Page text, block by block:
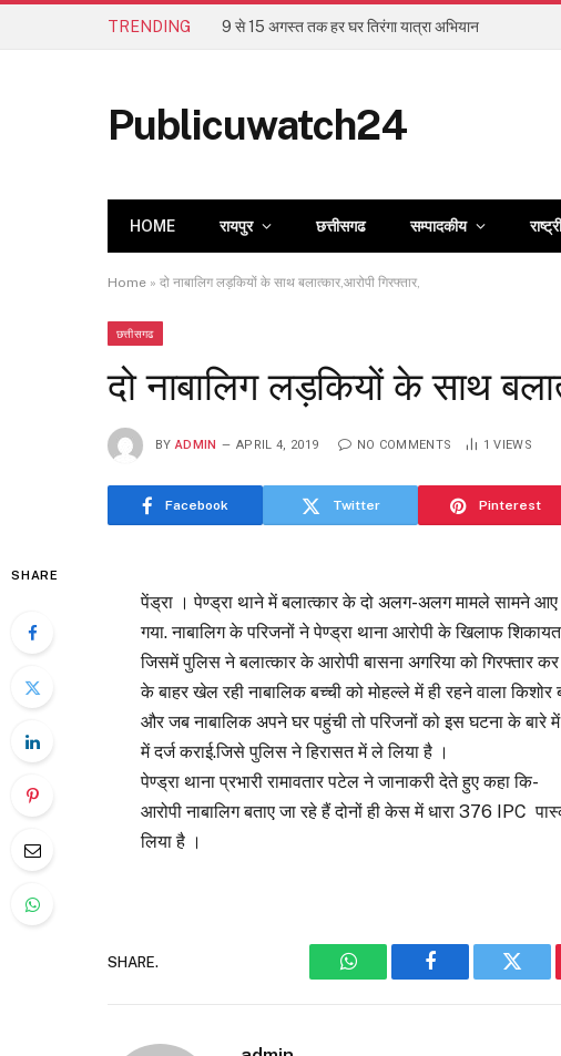
TRENDING 9 से 15 अगस्त तक हर घर तिरंगा यात्रा अभियान
Publicuwatch24
HOME रायपुर छत्तीसगढ सम्पादकीय
Home » दो नाबालिग लड़कियों के साथ बलात्कार,आरोपी गिरफ्तार,
छत्तीसगढ
दो नाबालिग लड़कियों के साथ
BY ADMIN APRIL 4, 2019 NO COMMENTS 1VIEWS
Facebook Twitter Pinterest
SHARE
पेंड्रा । पेण्ड्रा थाने में बलात्कार के दो अलग-अलग मामले सामने आए
गया. नाबालिग के परिजनों ने पेण्ड्रा थाना आरोपी के खिलाफ
जिसमें पुलिस ने बलात्कार के आरोपी बासना अगरिया को गिरफ्तार
के बाहर खेल रही नाबालिक बच्ची को मोहल्ले में ही रहने वाला
और जब नाबालिक अपने घर पहुंची तो परिजनों को इस घटना के बारे
में दर्ज कराई.जिसे पुलिस ने हिरासत में ले लिया है ।
पेण्ड्रा थाना प्रभारी रामावतार पटेल ने जानाकरी देते हुए कहा कि-
आरोपी नाबालिग बताए जा रहे हैं दोनों ही केस में धारा 376 IPC
लिया है ।
SHARE.
WhatsAppFacebook